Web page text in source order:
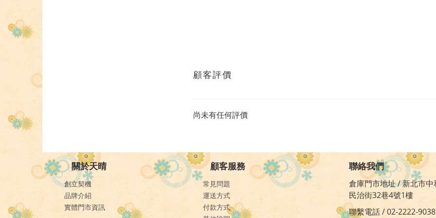
顧客評價
尚未有任何評價
關於天晴
創立契機
品牌介紹
實體門市資訊
顧客服務
常見問題
運送方式
付款方式
聯絡我們
倉庫門市地址 / 新北市中
民治街32巷4號1樓
聯繫電話 / 02-2222-9038